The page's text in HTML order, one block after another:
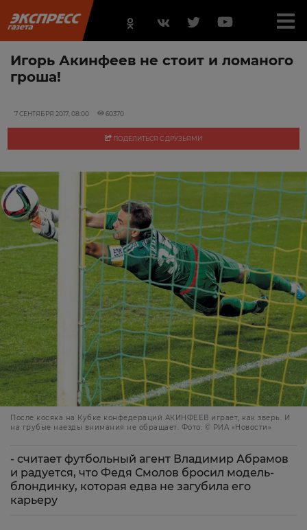
Игорь Акинфеев не стоит и ломаного
гроша!
7 СЕНТЯБРЯ 2017, 08:00 60370
ПОДЕЛИТЬСЯ С ДРУЗЬЯМИ
После косяка на Кубке конфедераций АКИНФЕЕВ играет, как зверь. И
на грубые наезды внимания не обращает. Фото: © РИА «Новости»
- считает футбольный агент Владимир Абрамов
и радуется, что Федя Смолов бросил модель-
блондинку, которая едва не загубила его
карьеру